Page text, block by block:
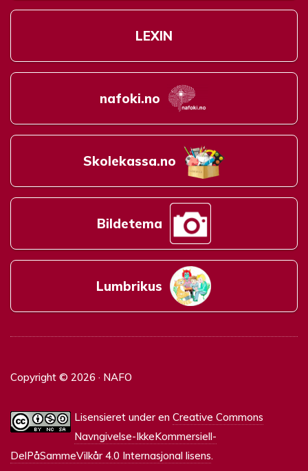
LEXIN
nafoki.no
Skolekassa.no
Bildetema
Lumbrikus
Copyright © 2026 · NAFO
Lisensieret under en Creative Commons
Navngivelse-IkkeKommersiell-
DelPåSammeVilkår 4.0 Internasjonal lisens.